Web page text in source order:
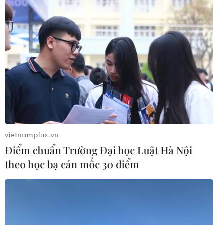
Thêm 62 ca mắc mới trong đó gần một
nửa tại TP Hồ Chí Minh
Tối 18/6, Việt Nam ghi nhận 62 ca mắc mới trong đó
Thành phố Hồ Chí Minh 30 ca, Bắc Giang 19 ca, Bắc
Ninh 6 ca, Hà Tĩnh 3 ca, Hòa Bình 1 ca.
vietnamplus.vn
Điểm chuẩn Trường Đại học Luật Hà Nội
theo học bạ cán mốc 30 điểm